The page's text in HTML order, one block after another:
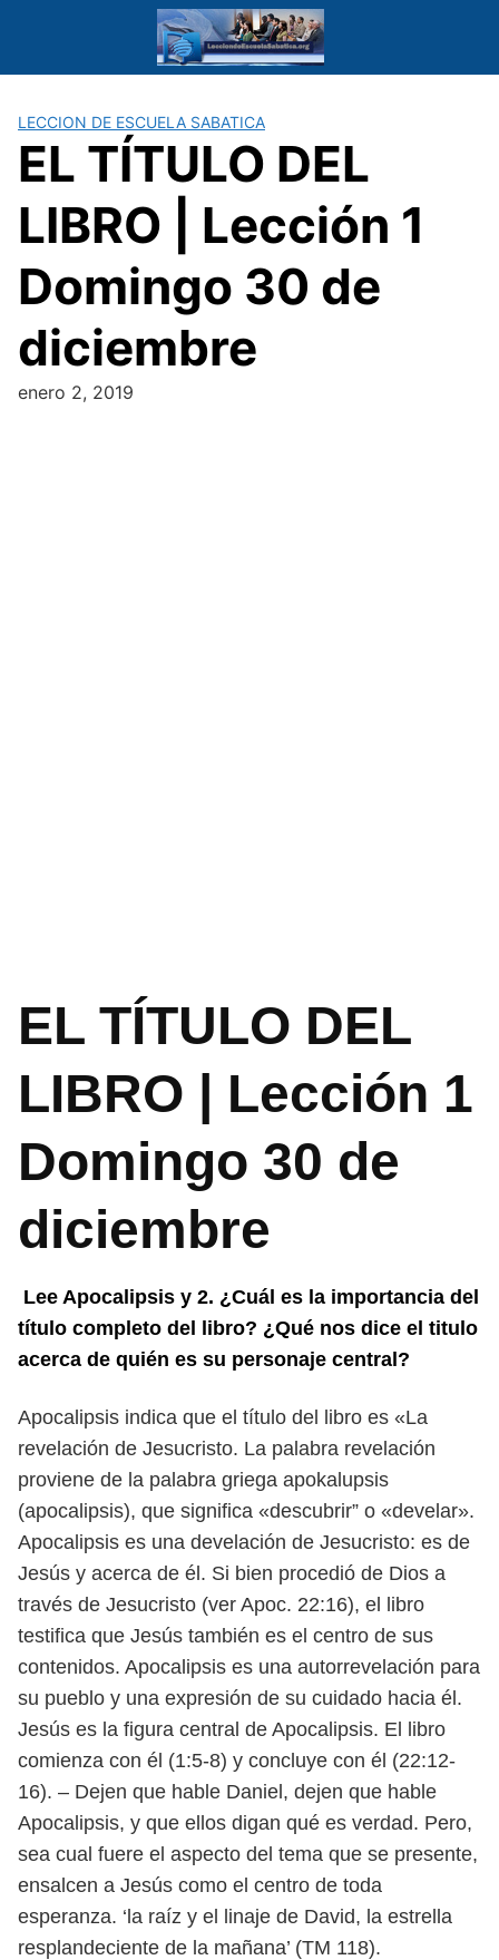
LECCION DE ESCUELA SABATICA
EL TÍTULO DEL
LIBRO | Lección 1
Domingo 30 de
diciembre
enero 2, 2019
EL TÍTULO DEL
LIBRO | Lección 1
Domingo 30 de
diciembre
Lee Apocalipsis y 2. ¿Cuál es la importancia del
título completo del
libro? ¿Qué nos dice el titulo
acerca de quién es su personaje central?
Apocalipsis indica que el título del libro es «La
revelación de Jesucristo. La palabra revelación
proviene de la palabra griega apokalupsis
(apocalipsis), que significa «descubrir” o «develar».
Apocalipsis es una develación de Jesucristo: es de
Jesús y acerca de él. Si bien procedió de Dios a
través de Jesucristo (ver Apoc. 22:16), el libro
testifica que Jesús también es el centro de sus
contenidos. Apocalipsis es una autorrevelación para
su pueblo y una expresión de su cuidado hacia él.
Jesús es la figura central de Apocalipsis. El libro
comienza con él (1:5-8) y concluye con él (22:12-
16). – Dejen que hable Daniel, dejen que hable
Apocalipsis, y que ellos digan qué es verdad. Pero,
sea cual fuere el aspecto del tema que se presente,
ensalcen a Jesús como el centro de toda
esperanza. ‘la raíz y el linaje de David, la estrella
resplandeciente de la mañana’ (TM 118).